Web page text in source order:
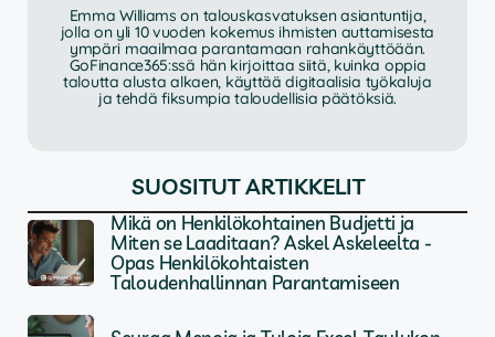
Emma Williams on talouskasvatuksen asiantuntija,
jolla on yli 10 vuoden kokemus ihmisten auttamisesta
ympäri maailmaa parantamaan rahankäyttöään.
GoFinance365:ssä hän kirjoittaa siitä, kuinka oppia
taloutta alusta alkaen, käyttää digitaalisia työkaluja
ja tehdä fiksumpia taloudellisia päätöksiä.
SUOSITUT ARTIKKELIT
Mikä on Henkilökohtainen Budjetti ja
Miten se Laaditaan? Askel Askeleelta -
Opas Henkilökohtaisten
Taloudenhallinnan Parantamiseen